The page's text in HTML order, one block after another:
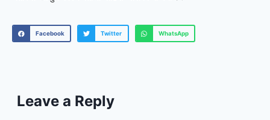
Facebook Twitter WhatsApp
Leave a Reply